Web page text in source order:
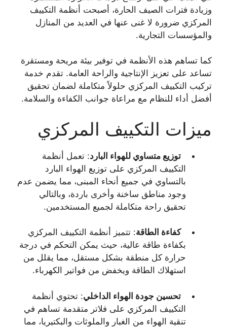
وزيادة فترات الصيف الحارة، أصبحت أنظمة التكييف
المركزي ضرورة لا غنى عنها في العديد من المنازل
والمؤسسات التجارية.
كما تساهم هذه الأنظمة في توفير بيئة مريحة ومستقرة
تساعد على تعزيز الإنتاجية والراحة العامة. تقدم خدمة
تركيب التكييف المركزي حلولاً متكاملة لضمان تحقيق
أفضل أداء للنظام مع مراعاة جوانب الكفاءة والسلامة.
ميزات التكييف المركزي
توزيع متساوي للهواء البارد: تعمل أنظمة
التكييف المركزي على توزيع الهواء البارد
بالتساوي في جميع أنحاء المبنى، مما يضمن عدم
وجود مناطق ساخنة وأخرى باردة، وبالتالي
تحقيق راحة متكاملة لجميع المستخدمين.
كفاءة الطاقة: تتميز أنظمة التكييف المركزي
بكفاءة طاقة عالية، حيث يمكن التحكم في درجة
حرارة كل منطقة بشكل مستقل، مما يقلل من
استهلاك الطاقة ويخفض من فواتير الكهرباء.
تحسين جودة الهواء الداخلي: تحتوي أنظمة
التكييف المركزي على فلاتر متقدمة تساهم في
تنقية الهواء من الغبار والملوثات والبكتيريا، مما